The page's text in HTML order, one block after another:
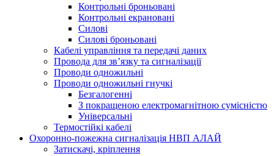
Контрольні броньовані
Контрольні екрановані
Силові
Силові броньовані
Кабелі управління та передачі даних
Провода для зв’язку та сигналізації
Проводи одножильні
Проводи одножильні гнучкі
Безгалогенні
З покращеною електромагнітною сумісністю
Універсальні
Термостійкі кабелі
Охоронно-пожежна сигналізація НВП АЛАЙ
Затискачі, кріплення